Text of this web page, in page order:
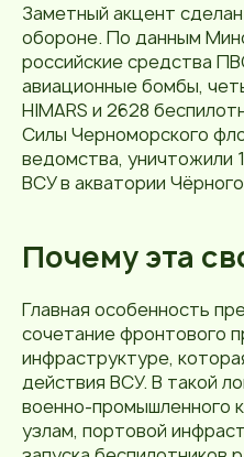
Заметный акцент
обороне. По данным
российские средства
авиационные бомбы,
HIMARS и 2628
Силы Черноморского
ведомства, уничтожили
ВСУ в акватории
Почему эта
Главная особенность
сочетание фронтового
инфраструктуре,
действия ВСУ. В такой
военно-промышленного
узлам, портовой